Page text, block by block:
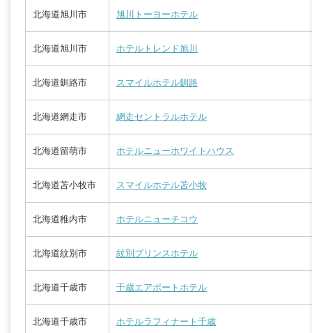
北海道旭川市 旭川トーヨーホテル
北海道旭川市 ホテルトレンド旭川
北海道釧路市 スマイルホテル釧路
北海道網走市 網走セントラルホテル
北海道留萌市 ホテルニューホワイトハウス
北海道苫小牧市 スマイルホテル苫小牧
北海道稚内市 ホテルニューチコウ
北海道紋別市 紋別プリンスホテル
北海道千歳市 千歳エアポートホテル
北海道千歳市 ホテルラフィナート千歳